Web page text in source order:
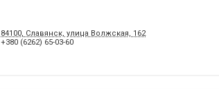
84100, Славянск, улица Волжская, 162
+380 (6262) 65-03-60